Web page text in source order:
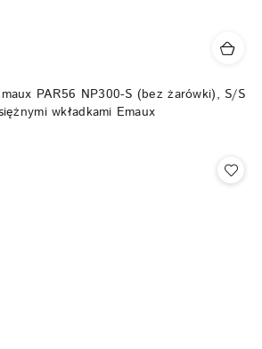
PAR56 NP300-S (bez żarówki), S/S
wkładkami Emaux